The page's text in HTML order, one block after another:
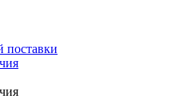
поставки